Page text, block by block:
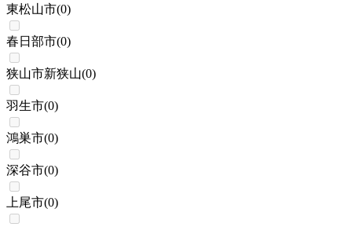
東松山市(0)
春日部市(0)
狭山市新狭山(0)
羽生市(0)
鴻巣市(0)
深谷市(0)
上尾市(0)